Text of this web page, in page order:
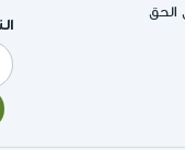
الحق